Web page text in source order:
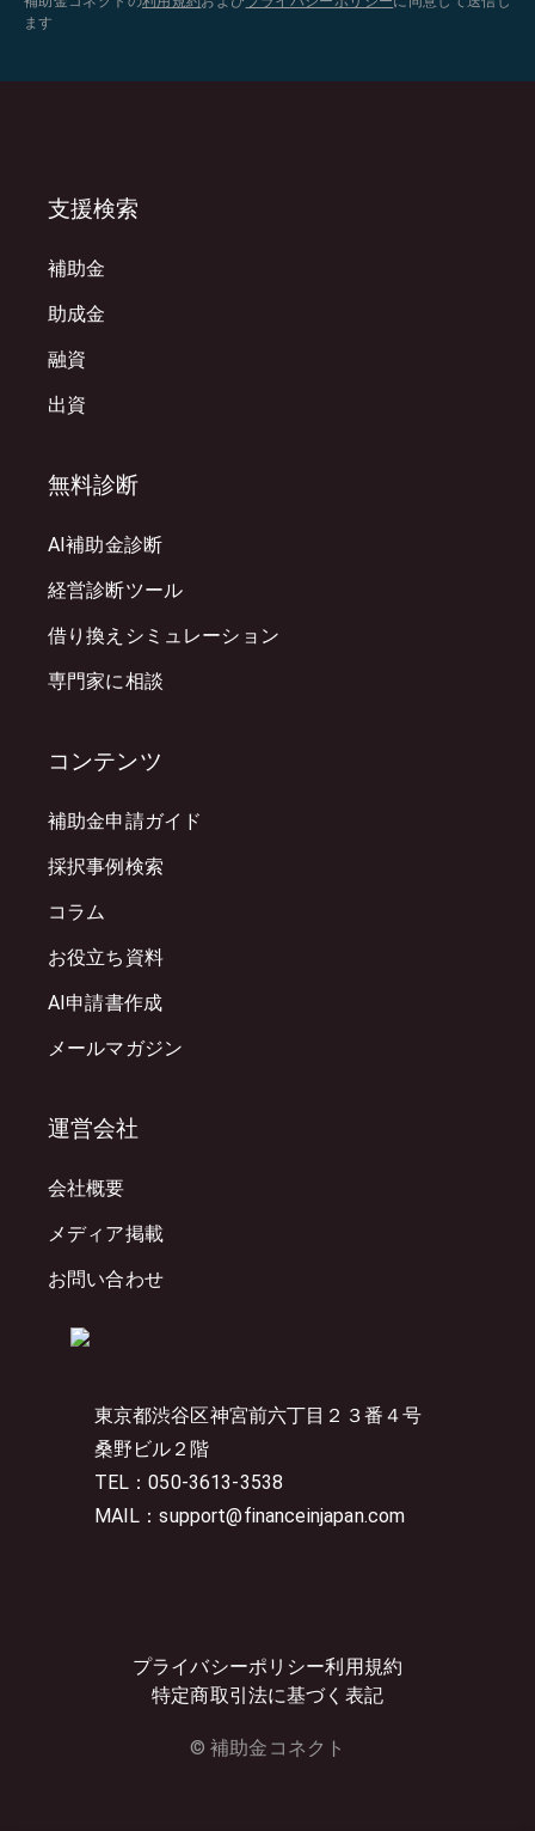
ます
東京都渋谷区神宮前六丁目２３番４号
桑野ビル２階
TEL：050-3613-3538
MAIL：support@financeinjapan.com
プライバシーポリシー利用規約
特定商取引法に基づく表記
© 補助金コネクト
支援検索
補助金
助成金
融資
出資
無料診断
AI補助金診断
経営診断ツール
借り換えシミュレーション
専門家に相談
コンテンツ
補助金申請ガイド
採択事例検索
コラム
お役立ち資料
AI申請書作成
メールマガジン
運営会社
会社概要
メディア掲載
お問い合わせ